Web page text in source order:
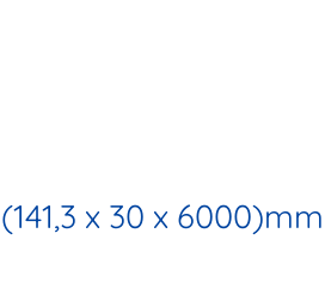
x 30 x 6000)mm